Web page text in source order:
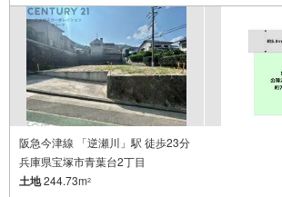
阪急今津線 「逆瀬川」駅 徒歩23分
兵庫県宝塚市青葉台2丁目
土地244.73m2